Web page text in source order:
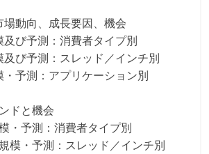
場動向、成長要因、機会
及び予測：消費者タイプ別
及び予測：スレッド／インチ別
・予測：アプリケーション別
ドと機会
・予測：消費者タイプ別
模・予測：スレッド／インチ別